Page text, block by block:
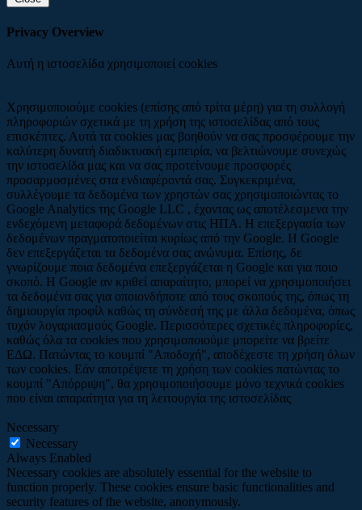
Privacy Overview
Αυτή η ιστοσελίδα χρησιμοποιεί cookies
Χρησιμοποιούμε cookies (επίσης από τρίτα μέρη) για τη συλλογή
πληροφοριών σχετικά με τη χρήση της ιστοσελίδας από τους
επισκέπτες. Αυτά τα cookies μας βοηθούν να σας προσφέρουμε την
καλύτερη δυνατή διαδικτυακή εμπειρία, να βελτιώνουμε συνεχώς
την ιστοσελίδα μας και να σας προτείνουμε προσφορές
προσαρμοσμένες στα ενδιαφέροντά σας. Συγκεκριμένα,
συλλέγουμε τα δεδομένα των χρηστών σας χρησιμοποιώντας το
Google Analytics της Google LLC , έχοντας ως αποτέλεσμενα την
ενδεχόμενη μεταφορά δεδομένων στις ΗΠΑ. Η επεξεργασία των
δεδομένων πραγματοποιείται κυρίως από την Google. Η Google
δεν επεξεργάζεται τα δεδομένα σας ανώνυμα. Επίσης, δε
γνωρίζουμε ποια δεδομένα επεξεργάζεται η Google και για ποιο
σκοπό. Η Google αν κριθεί απαραίτητο, μπορεί να χρησιμοποιήσει
τα δεδομένα σας για οποιονδήποτε από τους σκοπούς της, όπως τη
δημιουργία προφίλ καθώς τη σύνδεσή της με άλλα δεδομένα, όπως
τυχόν λογαριασμούς Google. Περισσότερες σχετικές πληροφορίες,
καθώς όλα τα cookies που χρησιμοποιούμε μπορείτε να βρείτε
ΕΔΩ. Πατώντας το κουμπί "Αποδοχή", αποδέχεστε τη χρήση όλων
των cookies. Εάν αποτρέψετε τη χρήση των cookies πατώντας το
κουμπί "Απόρριψη", θα χρησιμοποιήσουμε μόνο τεχνικά cookies
που είναι απαραίτητα για τη λειτουργία της ιστοσελίδας
Necessary
Necessary
Always Enabled
Necessary cookies are absolutely essential for the website to
function properly. These cookies ensure basic functionalities and
security features of the website, anonymously.